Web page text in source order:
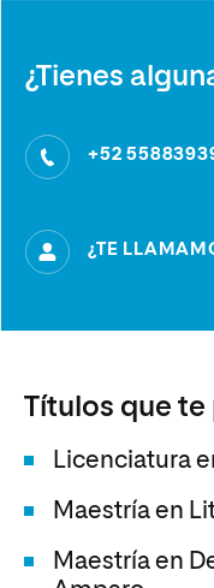
¿Tienes
+52
¿TE
Títulos que
Licenciatura
Maestría en
Maestría en